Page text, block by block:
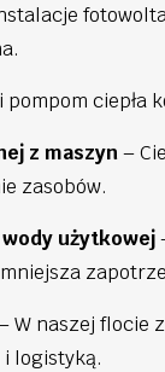
pompom ciepła
z maszyn–
zasobów.
użytkowej
W naszej flocie
logistyką.